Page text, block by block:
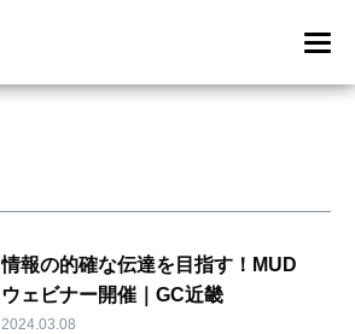
情報の的確な伝達を目指す！MUD
ウェビナー開催｜GC近畿
2024.03.08